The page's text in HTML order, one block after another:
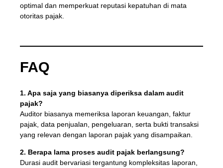
optimal dan memperkuat reputasi kepatuhan di mata
otoritas pajak.
FAQ
1. Apa saja yang biasanya diperiksa dalam audit
pajak?
Auditor biasanya memeriksa laporan keuangan, faktur
pajak, data penjualan, pengeluaran, serta bukti transaksi
yang relevan dengan laporan pajak yang disampaikan.
2. Berapa lama proses audit pajak berlangsung?
Durasi audit bervariasi tergantung kompleksitas laporan,